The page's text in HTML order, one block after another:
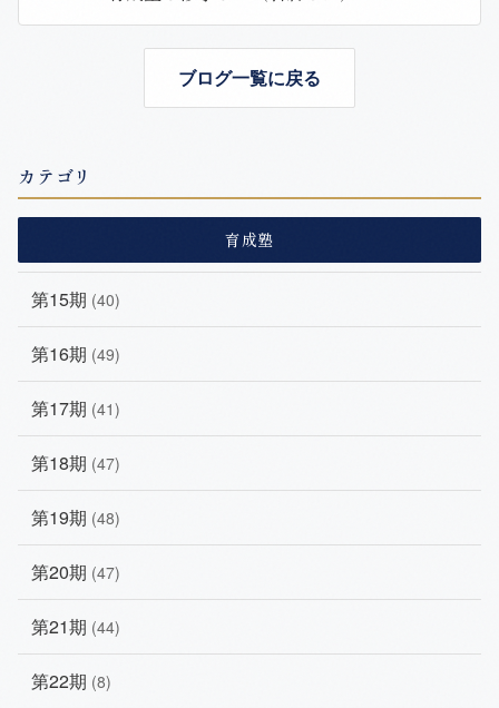
ブログ一覧に戻る
カテゴリ
育成塾
第15期 (40)
第16期 (49)
第17期 (41)
第18期 (47)
第19期 (48)
第20期 (47)
第21期 (44)
第22期 (8)